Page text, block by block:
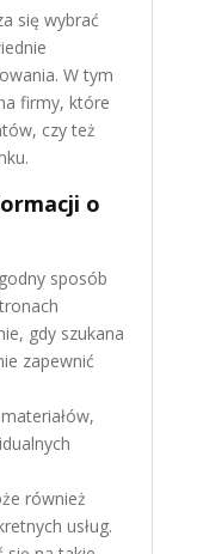
się wybrać
W tym
firmy, które
czy też
o
sposób
gdy szukana
zapewnić
również
usług.